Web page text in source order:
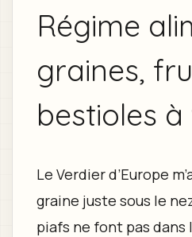
Régime
graines,
bestioles
Le Verdier d’Europe
graine juste sous le
piafs ne font pas